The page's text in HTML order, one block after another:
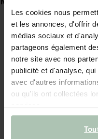
Les cookies nous
et les annonces, d'offrir
médias sociaux et
partageons également
notre site avec nos
publicité et d'analyse,
avec d'autres
ou qu'ils ont collectées
SISSY-BOY EINDHOVEN
CS Stationsplein 37
5611 AC
Eindhoven
Closed - Ouverture à